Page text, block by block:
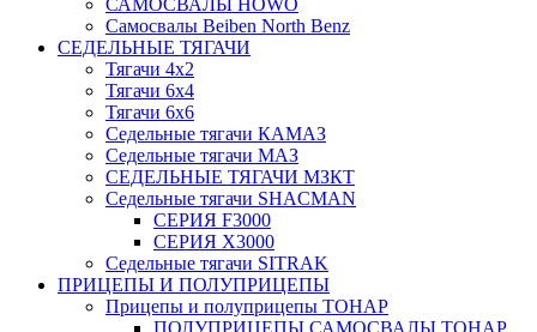
САМОСВАЛЫ HOWO
Самосвалы Beiben North Benz
СЕДЕЛЬНЫЕ ТЯГАЧИ
Тягачи 4x2
Тягачи 6x4
Тягачи 6x6
Седельные тягачи КАМАЗ
Седельные тягачи МАЗ
СЕДЕЛЬНЫЕ ТЯГАЧИ МЗКТ
Седельные тягачи SHACMAN
СЕРИЯ F3000
СЕРИЯ X3000
Седельные тягачи SITRAK
ПРИЦЕПЫ И ПОЛУПРИЦЕПЫ
Прицепы и полуприцепы ТОНАР
ПОЛУПРИЦЕПЫ САМОСВАЛЫ ТОНАР